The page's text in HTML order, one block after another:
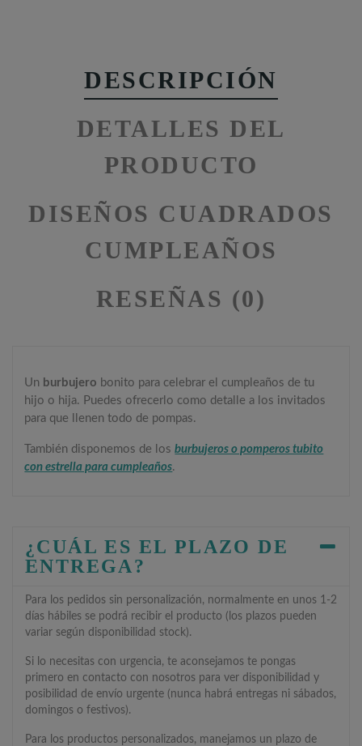
DESCRIPCIÓN
DETALLES DEL
PRODUCTO
DISEÑOS CUADRADOS
CUMPLEAÑOS
RESEÑAS (0)
Un burbujero bonito para celebrar el cumpleaños de tu
hijo o hija. Puedes ofrecerlo como detalle a los invitados
para que llenen todo de pompas.
También disponemos de losburbujeros o pomperos tubito
con estrella para cumpleaños.
¿CUÁL ES EL PLAZO DE
ENTREGA?
Para los pedidos sin personalización, normalmente en unos 1-2
días hábiles se podrá recibir el producto (los plazos pueden
variar según disponibilidad stock).
Si lo necesitas con urgencia, te aconsejamos te pongas
primero en contacto con nosotros para ver disponibilidad y
posibilidad de envío urgente (nunca habrá entregas ni sábados,
domingos o festivos).
Para los productos personalizados, manejamos un plazo de